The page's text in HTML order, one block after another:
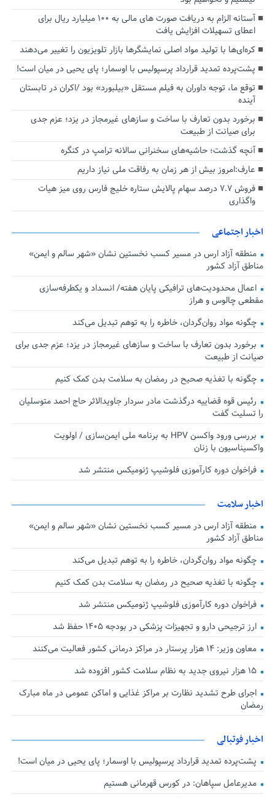
آستانه الزام به دریافت صورت های مالی به ۱۰۰ میلیارد ریال برای
اعطای تسهیلات افزایش یافت
کره‌ای‌ها با تولید مواد اصلی نمایشگرها بازار تلویزیون را تغییر می‌دهند
پشت‌پرده تمدید قرارداد پرسپولیس با اوسمار؛ پای یحیی در میان است!
توقع ما، توجه داوران به فیلم مستقل «بیلبورد» بود /اکران در تابستان
آینده
برخورد بدون تعارف با ساخت‌ و سازهای غیرمجاز در یزد؛ عزم جدی
برای صیانت از طبیعت
آنچه گذشت؛ حاشیه‌های سخنرانی سالانه ترامپ در کنگره
عارف:امروز بیش از هر زمان به رفاقت ملی نیاز داریم
فروش ۷.۷ درصد سهام پالایش ستاره خلیج فارس روی میز هیات
واگذاری
اخبار اجتماعی
منطقه آزاد ارس در مسیر کسب نخستین نشان «شهر سالم و ایمن»
مناطق آزاد کشور
اعمال محدودیت‌های ترافیکی پایان هفته/ انسداد و یکطرفه‌سازی
مقطعی چالوس و هراز
چگونه مواد روان‌گردان، خاطره را به توهم تبدیل می‌کند
برخورد بدون تعارف با ساخت‌ و سازهای غیرمجاز در یزد؛ عزم جدی برای
صیانت از طبیعت
چگونه با تغذیه صحیح در رمضان به سلامت بدن کمک کنیم
رئیس قوه قضاییه درگذشت مادر سردار جاویدالاثر حاج احمد متوسلیان
را تسلیت گفت
بررسی ورود واکسن HPV به برنامه ملی ایمن‌سازی / اولویت
واکسیناسیون با زنان
فراخوان دوره کارآموزی فلوشیپ ژنومیکس منتشر شد
اخبار سلامت
منطقه آزاد ارس در مسیر کسب نخستین نشان «شهر سالم و ایمن»
مناطق آزاد کشور
چگونه مواد روان‌گردان، خاطره را به توهم تبدیل می‌کند
چگونه با تغذیه صحیح در رمضان به سلامت بدن کمک کنیم
فراخوان دوره کارآموزی فلوشیپ ژنومیکس منتشر شد
ارز ترجیحی دارو و تجهیزات پزشکی در بودجه ۱۴۰۵ حفظ شد
معاون وزیر: ۱۴ هزار پرستار در مراکز درمانی کشور فعالیت می‌کنند
۱۵ هزار نیروی جدید به نظام سلامت کشور افزوده شد
اجرای طرح تشدید نظارت بر مراکز غذایی و اماکن عمومی در ماه مبارک
رمضان
اخبار فوتبالی
پشت‌پرده تمدید قرارداد پرسپولیس با اوسمار؛ پای یحیی در میان است!
مدیرعامل سپاهان: در کورس قهرمانی هستیم